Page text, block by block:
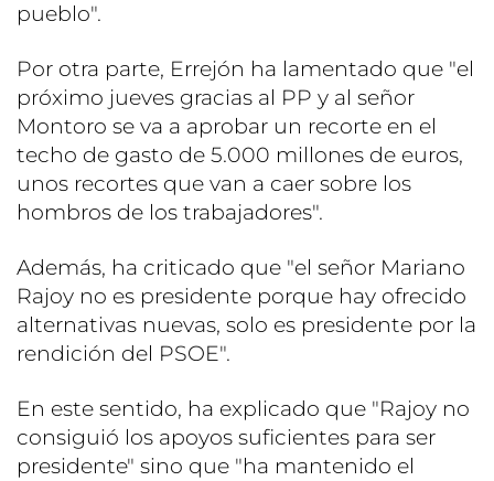
pueblo".
Por otra parte, Errejón ha lamentado que "el
próximo jueves gracias al PP y al señor
Montoro se va a aprobar un recorte en el
techo de gasto de 5.000 millones de euros,
unos recortes que van a caer sobre los
hombros de los trabajadores".
Además, ha criticado que "el señor Mariano
Rajoy no es presidente porque hay ofrecido
alternativas nuevas, solo es presidente por la
rendición del PSOE".
En este sentido, ha explicado que "Rajoy no
consiguió los apoyos suficientes para ser
presidente" sino que "ha mantenido el